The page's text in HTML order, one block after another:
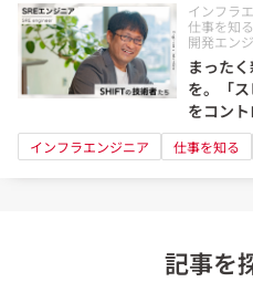
インフラ
仕事を知る
開発エン
まった
を。「
をコン
の情熱
インフラエンジニア 仕事を知る
記事を